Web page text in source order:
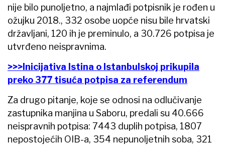
nije bilo punoljetno, a najmlađi potpisnik je rođen u
ožujku 2018., 332 osobe uopće nisu bile hrvatski
državljani, 120 ih je preminulo, a 30.726 potpisa je
utvrđeno neispravnima.
>>>Inicijativa Istina o Istanbulskoj prikupila
preko 377 tisuća potpisa za referendum
Za drugo pitanje, koje se odnosi na odlučivanje
zastupnika manjina u Saboru, predali su 40.666
neispravnih potpisa: 7443 duplih potpisa, 1807
nepostojećih OIB-a, 354 nepunoljetnih soba, 321